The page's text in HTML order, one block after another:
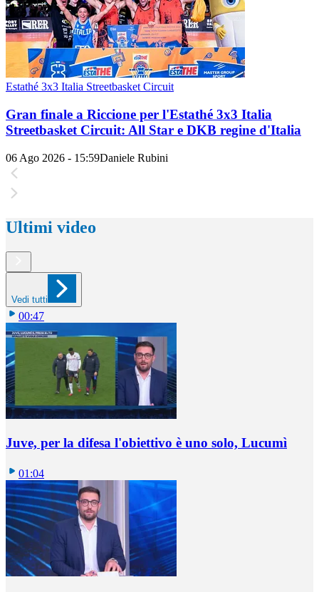
Estathé 3x3 Italia Streetbasket Circuit
Gran finale a Riccione per l'Estathé 3x3 Italia
Streetbasket Circuit: All Star e DKB regine d'Italia
06 Ago 2026 - 15:59Daniele Rubini
Ultimi video
Vedi tutti
00:47
Juve, per la difesa l'obiettivo è uno solo, Lucumì
01:04